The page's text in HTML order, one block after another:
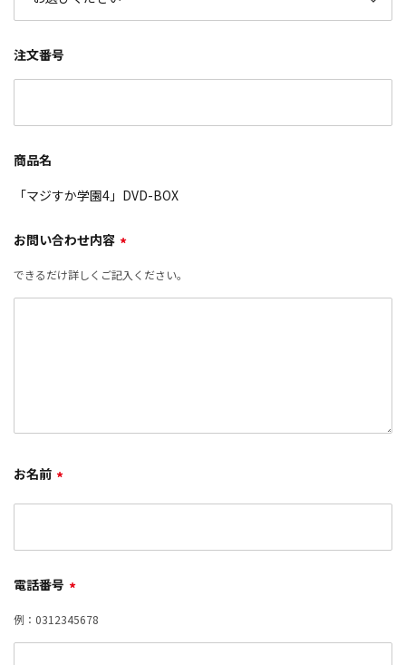
注文番号
商品名
「マジすか学園4」DVD-BOX
お問い合わせ内容 *
できるだけ詳しくご記入ください。
お名前 *
電話番号 *
例：0312345678